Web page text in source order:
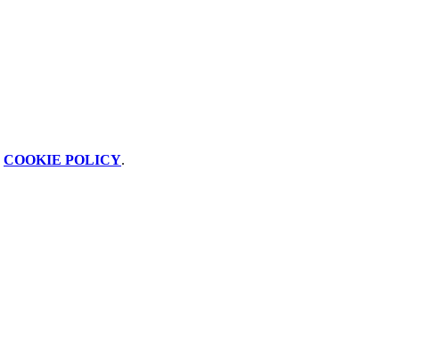
COOKIE POLICY.